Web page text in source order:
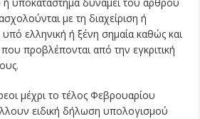
ή υποκατάστημα δυνάμει του άρθρου
με τη διαχείριση ή
ελληνική ή ξένη σημαία καθώς και
που προβλέπονται από την εγκριτική
μέχρι το τέλος Φεβρουαρίου
ειδική δήλωση υπολογισμού